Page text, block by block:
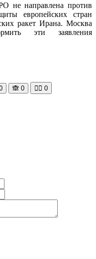
не направлена против
европейских стран
ракет Ирана. Москва
эти заявления
🙈 0 🧘‍♀️ 0